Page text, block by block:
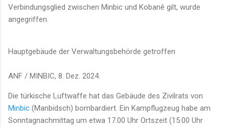
Verbindungsglied zwischen Minbic und Kobanê gilt, wurde
angegriffen.
Hauptgebäude der Verwaltungsbehörde getroffen
ANF / MINBIC, 8. Dez. 2024.
Die türkische Luftwaffe hat das Gebäude des Zivilrats von
Minbic (Manbidsch) bombardiert. Ein Kampflugzeug habe am
Sonntagnachmittag um etwa 17.00 Uhr Ortszeit (15.00 Uhr